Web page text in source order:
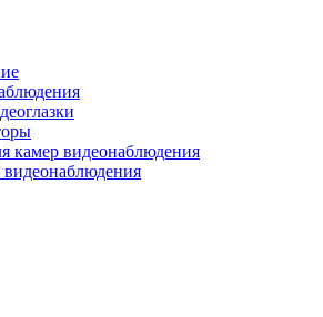
камер видеонаблюдения
видеонаблюдения